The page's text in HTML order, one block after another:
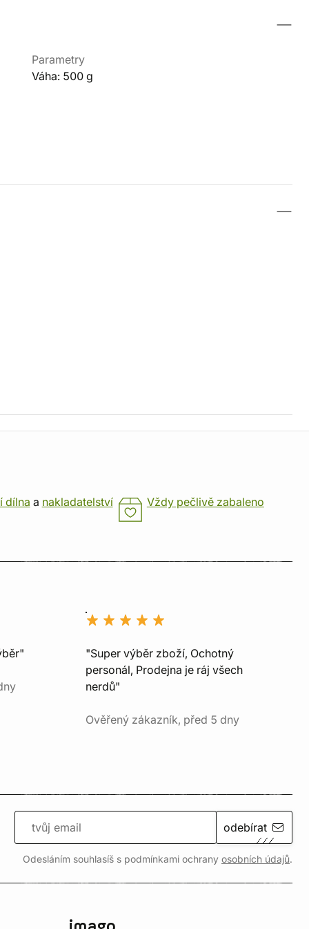
Parametry
Váha: 500 g
dílna a nakladatelství Vždy pečlivě zabaleno
"Super výběr zboží, Ochotný
personál, Prodejna je ráj všech
nerdů"
Ověřený zákazník, před 5 dny
odebírat
Odesláním souhlasíš s podmínkami ochrany osobních údajů.